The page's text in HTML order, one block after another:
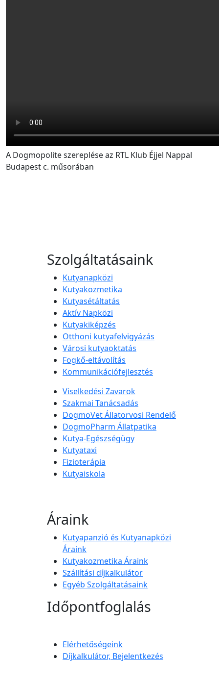
A Dogmopolite szereplése az RTL Klub Éjjel Nappal
Budapest c. műsorában
Szolgáltatásaink
Kutyanapközi
Kutyakozmetika
Kutyasétáltatás
Aktív Napközi
Kutyakiképzés
Otthoni kutyafelvigyázás
Városi kutyaoktatás
Fogkő-eltávolítás
Kommunikációfejlesztés
Viselkedési Zavarok
Szakmai Tanácsadás
DogmoVet Állatorvosi Rendelő
DogmoPharm Állatpatika
Kutya-Egészségügy
Kutyataxi
Fizioterápia
Kutyaiskola
Áraink
Kutyapanzió és Kutyanapközi
Áraink
Kutyakozmetika Áraink
Szállítási díjkalkulátor
Egyéb Szolgáltatásaink
Időpontfoglalás
Elérhetőségeink
Díjkalkulátor, Bejelentkezés